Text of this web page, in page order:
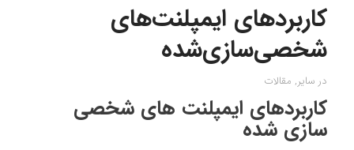
کاربردهای ایمپلنت‌های
شخصی‌سازی‌شده
در سایر, مقالات
کاربردهای ایمپلنت های شخصی
سازی شده